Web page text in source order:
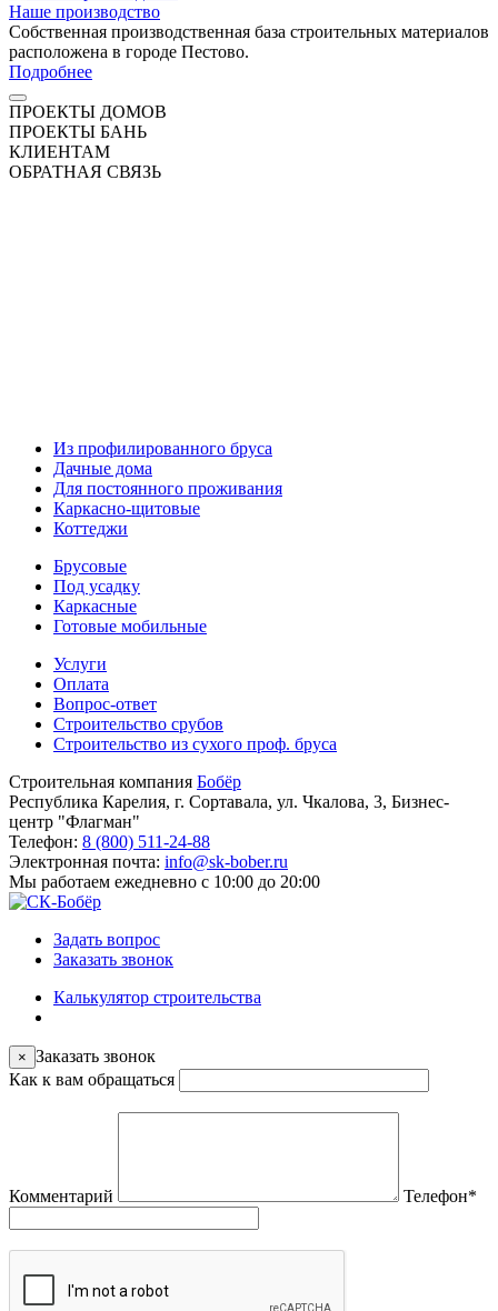
Наше производство
Собственная производственная база строительных материалов
расположена в городе Пестово.
Подробнее
ПРОЕКТЫ ДОМОВ
ПРОЕКТЫ БАНЬ
КЛИЕНТАМ
ОБРАТНАЯ СВЯЗЬ
Из профилированного бруса
Дачные дома
Для постоянного проживания
Каркасно-щитовые
Коттеджи
Брусовые
Под усадку
Каркасные
Готовые мобильные
Услуги
Оплата
Вопрос-ответ
Строительство срубов
Строительство из сухого проф. бруса
Строительная компания Бобёр
Республика Карелия, г. Сортавала, ул. Чкалова, 3, Бизнес-
центр "Флагман"
Телефон: 8 (800) 511-24-88
Электронная почта: info@sk-bober.ru
Мы работаем ежедневно с 10:00 до 20:00
Задать вопрос
Заказать звонок
Калькулятор строительства
× Заказать звонок
Как к вам обращаться
Комментарий Телефон*